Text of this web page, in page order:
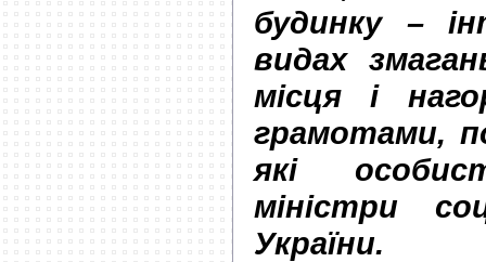
будинку –
видах
місця і
грамотами,
які
міністри
України.